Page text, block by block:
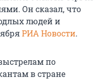
Он сказал, что
людей и
РИА Новости.
по
в стране